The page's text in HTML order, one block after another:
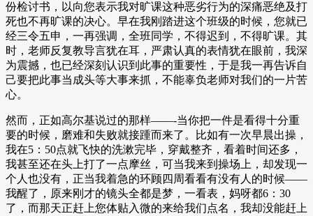
份检讨书，以向您表示我对旷课这种恶劣行为的深痛恶绝及打
死也不再旷课的决心。早在我刚踏进这个班级的时候，您就已
经三令五申，一再强调，全班同学，不得迟到，不得旷课。其
时，老师反复教导言犹在耳，严肃认真的表情犹在眼前，我深
为震撼，也已经深刻认识到此事的重要性，于是我一再告诉自
己要把此事当成头等大事来抓，不能辜负老师对我们的一片苦
心。
然而，正如高尔基说过的那样——-当你把一件是看得十分重
要的时候，磨难和失败就接踵而来了。比如有一次早晨出操，
我在5：50点就飞快的洗漱完毕，穿戴整齐，看着时间还多，
我甚至还在头上打了一点摩丝，可当我来到操场上，却发现一
个人也没有，正当我着急的环顾四周看看有没有人的时候——
我醒了，原来刚才的镜头全都是梦，一看表，妈呀都6：30
了，而那天正赶上您体贴入微的来给我们点名，我却没能赶上